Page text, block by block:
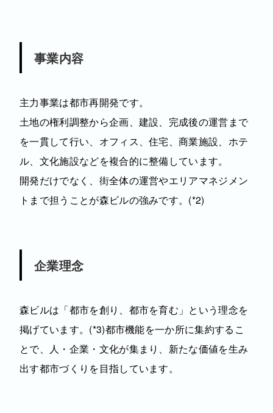
事業内容
主力事業は都市再開発です。
土地の権利調整から企画、建設、完成後の運営まで
を一貫して行い、オフィス、住宅、商業施設、ホテ
ル、文化施設などを複合的に整備しています。
開発だけでなく、街全体の運営やエリアマネジメン
トまで担うことが森ビルの強みです。(*2)
企業理念
森ビルは「都市を創り、都市を育む」という理念を
掲げています。(*3)都市機能を一か所に集約するこ
とで、人・企業・文化が集まり、新たな価値を生み
出す都市づくりを目指しています。